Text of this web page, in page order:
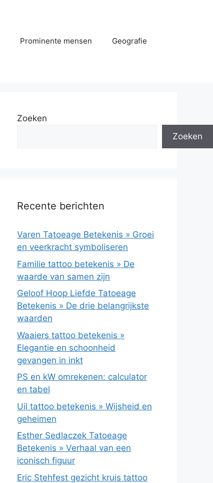
Prominente mensen Geografie
Zoeken
Zoeken
Recente berichten
Varen Tatoeage Betekenis » Groei
en veerkracht symboliseren
Familie tattoo betekenis » De
waarde van samen zijn
Geloof Hoop Liefde Tatoeage
Betekenis » De drie belangrijkste
waarden
Waaiers tattoo betekenis »
Elegantie en schoonheid
gevangen in inkt
PS en kW omrekenen: calculator
en tabel
Uil tattoo betekenis » Wijsheid en
geheimen
Esther Sedlaczek Tatoeage
Betekenis » Verhaal van een
iconisch figuur
Eric Stehfest gezicht kruis tattoo